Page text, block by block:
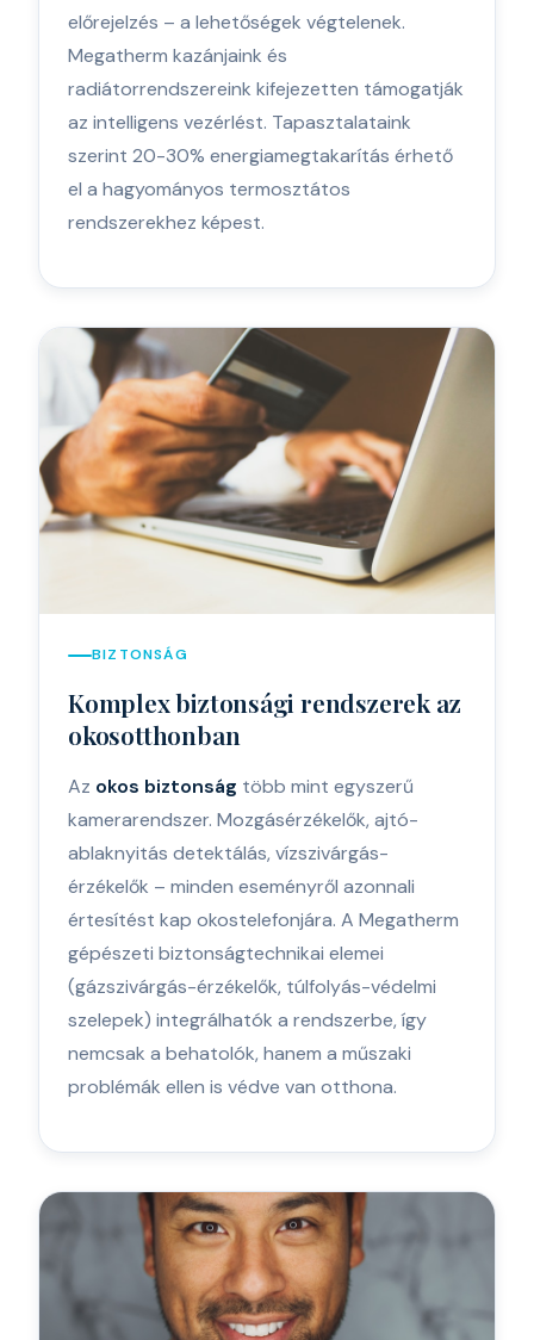
előrejelzés – a lehetőségek végtelenek.
Megatherm kazánjaink és
radiátorrendszereink kifejezetten támogatják
az intelligens vezérlést. Tapasztalataink
szerint 20-30% energiamegtakarítás érhető
el a hagyományos termosztátos
rendszerekhez képest.
BIZTONSÁG
Komplex biztonsági rendszerek az
okosotthonban
Az okos biztonság több mint egyszerű
kamerarendszer. Mozgásérzékelők, ajtó-
ablaknyitás detektálás, vízszivárgás-
érzékelők – minden eseményről azonnali
értesítést kap okostelefonjára. A Megatherm
gépészeti biztonságtechnikai elemei
(gázszivárgás-érzékelők, túlfolyás-védelmi
szelepek) integrálhatók a rendszerbe, így
nemcsak a behatolók, hanem a műszaki
problémák ellen is védve van otthona.